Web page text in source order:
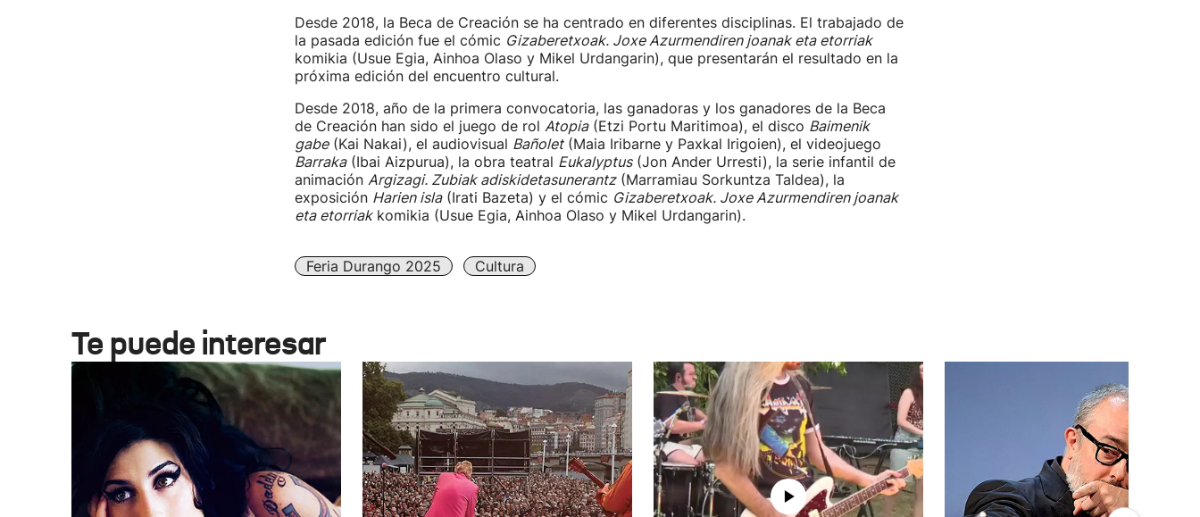
Desde 2018, la Beca de Creación se ha centrado en diferentes disciplinas. El trabajado de
la pasada edición fue el cómic Gizaberetxoak. Joxe Azurmendiren joanak eta etorriak
komikia (Usue Egia, Ainhoa Olaso y Mikel Urdangarin), que presentarán el resultado en la
próxima edición del encuentro cultural.
Desde 2018, año de la primera convocatoria, las ganadoras y los ganadores de la Beca
de Creación han sido el juego de rol Atopia(Etzi Portu Maritimoa), el disco Baimenik
gabe(Kai Nakai), el audiovisual Bañolet(Maia Iribarne y Paxkal Irigoien), el videojuego
Barraka(Ibai Aizpurua), la obra teatral Eukalyptus(Jon Ander Urresti), la serie infantil de
animación Argizagi. Zubiak adiskidetasunerantz(Marramiau Sorkuntza Taldea), la
exposición Harien isla(Irati Bazeta) y el cómic Gizaberetxoak. Joxe Azurmendiren joanak
eta etorriakkomikia (Usue Egia, Ainhoa Olaso y Mikel Urdangarin).
Feria Durango 2025 Cultura
Te puede interesar